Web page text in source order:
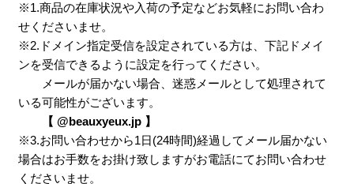
※1.商品の在庫状況や入荷の予定などお気軽にお問い合わ
せくださいませ。
※2.ドメイン指定受信を設定されている方は、下記ドメイ
ンを受信できるように設定を行ってください。
メールが届かない場合、迷惑メールとして処理されて
いる可能性がございます。
【 @beauxyeux.jp 】
※3.お問い合わせから1日(24時間)経過してメール届かない
場合はお手数をお掛け致しますがお電話にてお問い合わせ
くださいませ。